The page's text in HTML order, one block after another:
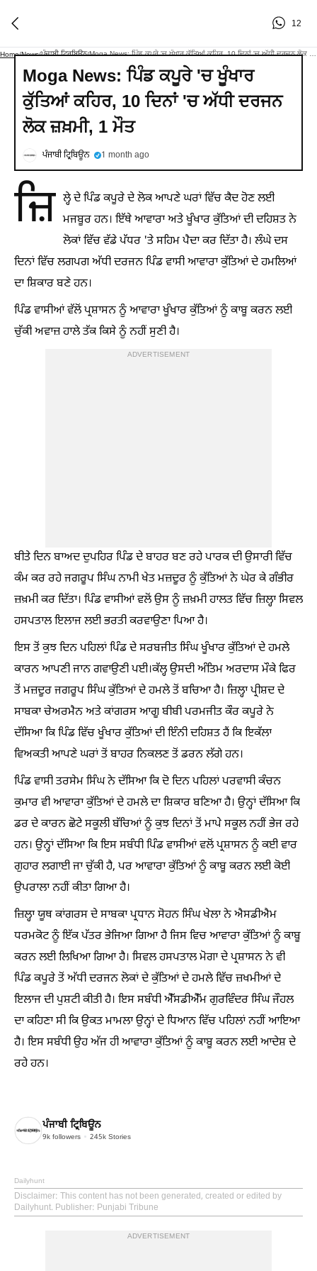
12
Home/News/ਪੰਜਾਬੀ ਟ੍ਰਿਬਿਊਨ/
Moga News: ਪਿੰਡ ਕਪੂਰੇ 'ਚ ਖੂੰਖਾਰ
ਕੁੱਤਿਆਂ ਕਹਿਰ, 10 ਦਿਨਾਂ 'ਚ ਅੱਧੀ ਦਰਜਨ
ਲੋਕ ਜ਼ਖ਼ਮੀ, 1 ਮੌਤ
ਪੰਜਾਬੀ ਟ੍ਰਿਬਿਊਨ 1 month ago
ਜ਼ਿ ਲ੍ਹੇ ਦੇ ਪਿੰਡ ਕਪੂਰੇ ਦੇ ਲੋਕ ਆਪਣੇ ਘਰਾਂ ਵਿੱਚ ਕੈਦ ਹੋਣ ਲਈ
ਮਜਬੂਰ ਹਨ। ਇੱਥੇ ਆਵਾਰਾ ਅਤੇ ਖੂੰਖਾਰ ਕੁੱਤਿਆਂ ਦੀ ਦਹਿਸ਼ਤ ਨੇ
ਲੋਕਾਂ ਵਿੱਚ ਵੱਡੇ ਪੱਧਰ 'ਤੇ ਸਹਿਮ ਪੈਦਾ ਕਰ ਦਿੱਤਾ ਹੈ। ਲੰਘੇ ਦਸ
ਦਿਨਾਂ ਵਿੱਚ ਲਗਪਗ ਅੱਧੀ ਦਰਜਨ ਪਿੰਡ ਵਾਸੀ ਆਵਾਰਾ ਕੁੱਤਿਆਂ ਦੇ ਹਮਲਿਆਂ
ਦਾ ਸ਼ਿਕਾਰ ਬਣੇ ਹਨ।
ਪਿੰਡ ਵਾਸੀਆਂ ਵੱਲੋਂ ਪ੍ਰਸ਼ਾਸਨ ਨੂੰ ਆਵਾਰਾ ਖੂੰਖਾਰ ਕੁੱਤਿਆਂ ਨੂੰ ਕਾਬੂ ਕਰਨ ਲਈ
ਚੁੱਕੀ ਅਵਾਜ਼ ਹਾਲੇ ਤੱਕ ਕਿਸੇ ਨੂੰ ਨਹੀਂ ਸੁਣੀ ਹੈ।
ADVERTISEMENT
ਬੀਤੇ ਦਿਨ ਬਾਅਦ ਦੁਪਹਿਰ ਪਿੰਡ ਦੇ ਬਾਹਰ ਬਣ ਰਹੇ ਪਾਰਕ ਦੀ ਉਸਾਰੀ ਵਿੱਚ
ਕੰਮ ਕਰ ਰਹੇ ਜਗਰੂਪ ਸਿੰਘ ਨਾਮੀ ਖੇਤ ਮਜ਼ਦੂਰ ਨੂੰ ਕੁੱਤਿਆਂ ਨੇ ਘੇਰ ਕੇ ਗੰਭੀਰ
ਜ਼ਖ਼ਮੀ ਕਰ ਦਿੱਤਾ। ਪਿੰਡ ਵਾਸੀਆਂ ਵਲੋਂ ਉਸ ਨੂੰ ਜ਼ਖ਼ਮੀ ਹਾਲਤ ਵਿੱਚ ਜ਼ਿਲ੍ਹਾ ਸਿਵਲ
ਹਸਪਤਾਲ ਇਲਾਜ ਲਈ ਭਰਤੀ ਕਰਵਾਉਣਾ ਪਿਆ ਹੈ।
ਇਸ ਤੋਂ ਕੁਝ ਦਿਨ ਪਹਿਲਾਂ ਪਿੰਡ ਦੇ ਸਰਬਜੀਤ ਸਿੰਘ ਖੂੰਖਾਰ ਕੁੱਤਿਆਂ ਦੇ ਹਮਲੇ
ਕਾਰਨ ਆਪਣੀ ਜਾਨ ਗਵਾਉਣੀ ਪਈ।ਕੱਲ੍ਹ ਉਸਦੀ ਅੰਤਿਮ ਅਰਦਾਸ ਮੌਕੇ ਫਿਰ
ਤੋਂ ਮਜ਼ਦੂਰ ਜਗਰੂਪ ਸਿੰਘ ਕੁੱਤਿਆਂ ਦੇ ਹਮਲੇ ਤੋਂ ਬਚਿਆ ਹੈ। ਜ਼ਿਲ੍ਹਾ ਪ੍ਰੀਸ਼ਦ ਦੇ
ਸਾਬਕਾ ਚੇਅਰਮੈਨ ਅਤੇ ਕਾਂਗਰਸ ਆਗੂ ਬੀਬੀ ਪਰਮਜੀਤ ਕੌਰ ਕਪੂਰੇ ਨੇ
ਦੱਸਿਆ ਕਿ ਪਿੰਡ ਵਿੱਚ ਖੂੰਖਾਰ ਕੁੱਤਿਆਂ ਦੀ ਇੰਨੀ ਦਹਿਸ਼ਤ ਹੈਂ ਕਿ ਇਕੱਲਾ
ਵਿਅਕਤੀ ਆਪਣੇ ਘਰਾਂ ਤੋਂ ਬਾਹਰ ਨਿਕਲਣ ਤੋਂ ਡਰਨ ਲੱਗੇ ਹਨ।
ਪਿੰਡ ਵਾਸੀ ਤਰਸੇਮ ਸਿੰਘ ਨੇ ਦੱਸਿਆ ਕਿ ਦੋ ਦਿਨ ਪਹਿਲਾਂ ਪਰਵਾਸੀ ਕੰਚਨ
ਕੁਮਾਰ ਵੀ ਆਵਾਰਾ ਕੁੱਤਿਆਂ ਦੇ ਹਮਲੇ ਦਾ ਸ਼ਿਕਾਰ ਬਣਿਆ ਹੈ। ਉਨ੍ਹਾਂ ਦੱਸਿਆ ਕਿ
ਡਰ ਦੇ ਕਾਰਨ ਛੋਟੇ ਸਕੂਲੀ ਬੱਚਿਆਂ ਨੂੰ ਕੁਝ ਦਿਨਾਂ ਤੋਂ ਮਾਪੇ ਸਕੂਲ ਨਹੀਂ ਭੇਜ ਰਹੇ
ਹਨ। ਉਨ੍ਹਾਂ ਦੱਸਿਆ ਕਿ ਇਸ ਸਬੰਧੀ ਪਿੰਡ ਵਾਸੀਆਂ ਵਲੋਂ ਪ੍ਰਸ਼ਾਸਨ ਨੂੰ ਕਈ ਵਾਰ
ਗੁਹਾਰ ਲਗਾਈ ਜਾ ਚੁੱਕੀ ਹੈ, ਪਰ ਆਵਾਰਾ ਕੁੱਤਿਆਂ ਨੂੰ ਕਾਬੂ ਕਰਨ ਲਈ ਕੋਈ
ਉਪਰਾਲਾ ਨਹੀਂ ਕੀਤਾ ਗਿਆ ਹੈ।
ਜ਼ਿਲ੍ਹਾ ਯੂਥ ਕਾਂਗਰਸ ਦੇ ਸਾਬਕਾ ਪ੍ਰਧਾਨ ਸੋਹਨ ਸਿੰਘ ਖੇਲਾ ਨੇ ਐਸਡੀਐਮ
ਧਰਮਕੋਟ ਨੂੰ ਇੱਕ ਪੱਤਰ ਭੇਜਿਆ ਗਿਆ ਹੈ ਜਿਸ ਵਿਚ ਆਵਾਰਾ ਕੁੱਤਿਆਂ ਨੂੰ ਕਾਬੂ
ਕਰਨ ਲਈ ਲਿਖਿਆ ਗਿਆ ਹੈ। ਸਿਵਲ ਹਸਪਤਾਲ ਮੋਗਾ ਦੇ ਪ੍ਰਸ਼ਾਸਨ ਨੇ ਵੀ
ਪਿੰਡ ਕਪੂਰੇ ਤੋਂ ਅੱਧੀ ਦਰਜਨ ਲੋਕਾਂ ਦੇ ਕੁੱਤਿਆਂ ਦੇ ਹਮਲੇ ਵਿੱਚ ਜ਼ਖਮੀਆਂ ਦੇ
ਇਲਾਜ ਦੀ ਪੁਸ਼ਟੀ ਕੀਤੀ ਹੈ। ਇਸ ਸਬੰਧੀ ਐੱਸਡੀਐੱਮ ਗੁਰਵਿੰਦਰ ਸਿੰਘ ਜੌਹਲ
ਦਾ ਕਹਿਣਾ ਸੀ ਕਿ ਉਕਤ ਮਾਮਲਾ ਉਨ੍ਹਾਂ ਦੇ ਧਿਆਨ ਵਿੱਚ ਪਹਿਲਾਂ ਨਹੀਂ ਆਇਆ
ਹੈ। ਇਸ ਸਬੰਧੀ ਉਹ ਅੱਜ ਹੀ ਆਵਾਰਾ ਕੁੱਤਿਆਂ ਨੂੰ ਕਾਬੂ ਕਰਨ ਲਈ ਆਦੇਸ਼ ਦੇ
ਰਹੇ ਹਨ।
ਪੰਜਾਬੀ ਟ੍ਰਿਬਿਊਨ
9k followers 245k Stories
Dailyhunt
Disclaimer: This content has not been generated, created or edited by
Dailyhunt. Publisher: Punjabi Tribune
ADVERTISEMENT